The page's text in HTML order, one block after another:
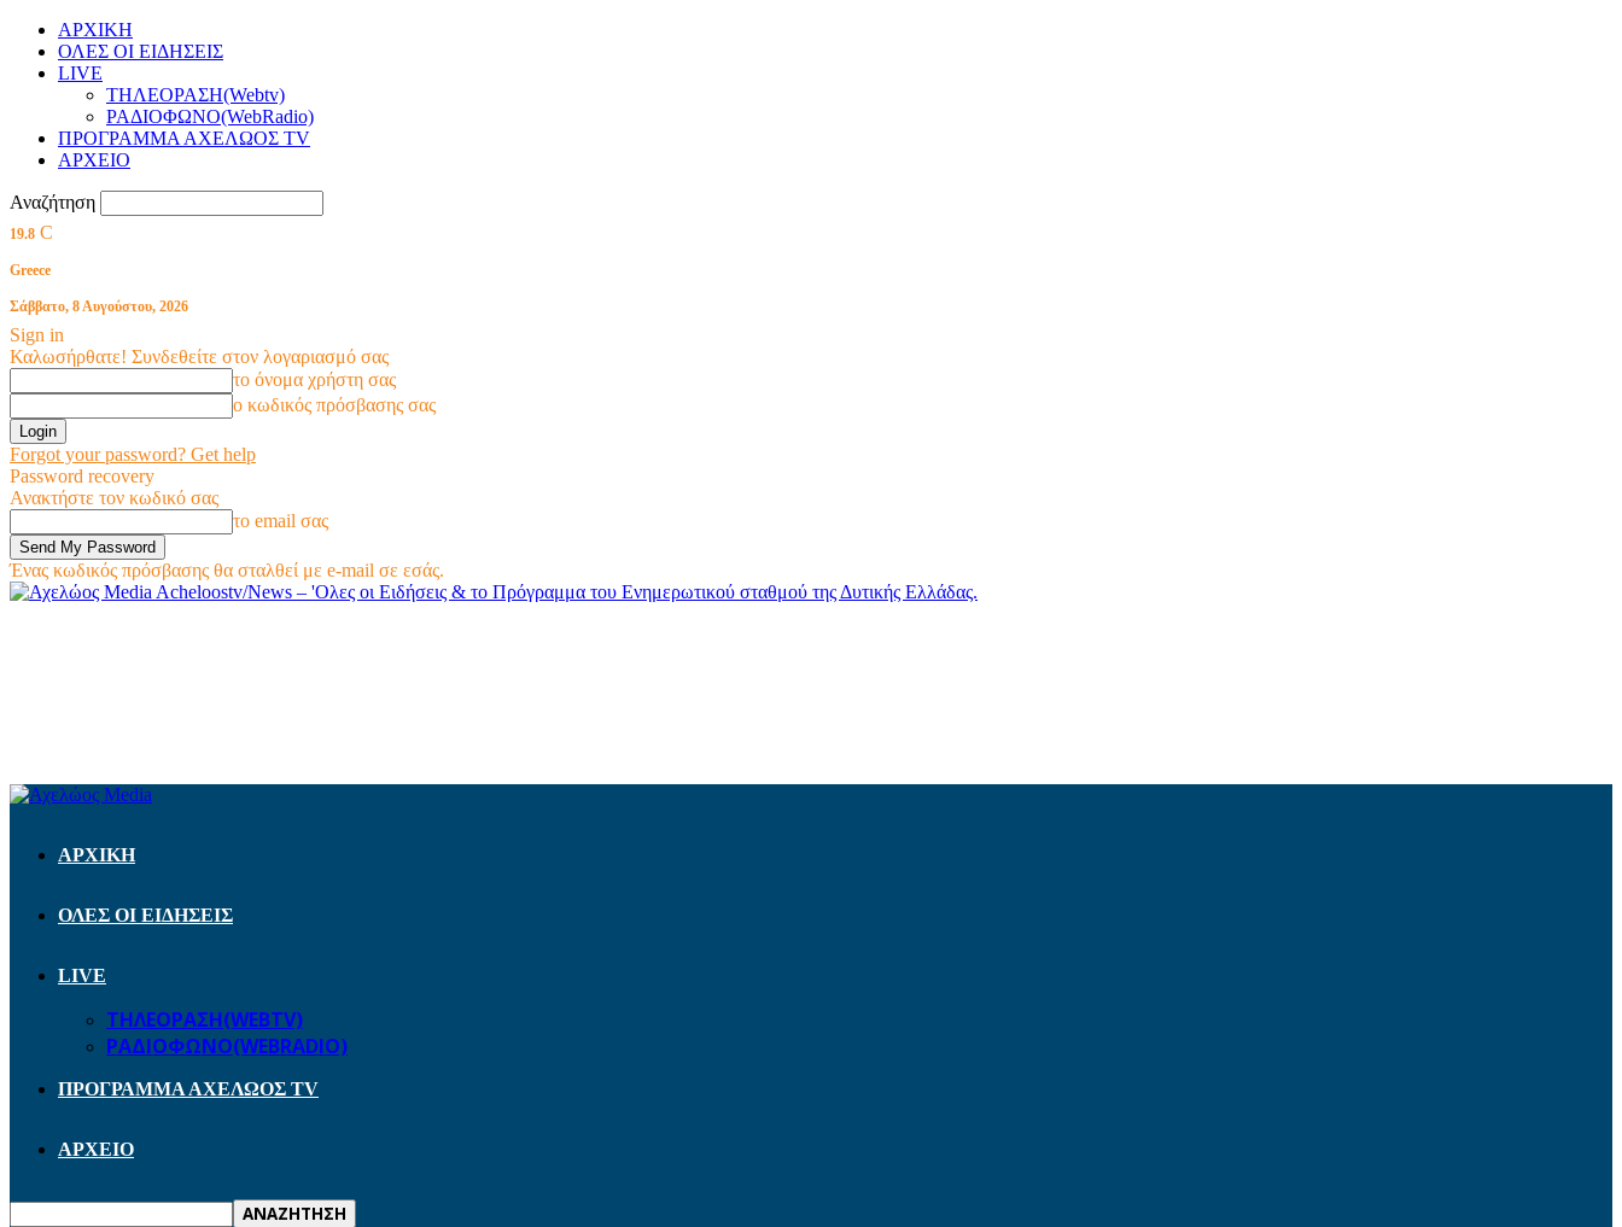
ΑΡΧΙΚΗ
ΟΛΕΣ ΟΙ ΕΙΔΗΣΕΙΣ
LIVE
ΤΗΛΕΟΡΑΣΗ(Webtv)
ΡΑΔΙΟΦΩΝΟ(WebRadio)
ΠΡΟΓΡΑΜΜΑ ΑΧΕΛΩΟΣ TV
ΑΡΧΕΙΟ
Αναζήτηση
19.8 C
Greece
Σάββατο, 8 Αυγούστου, 2026
Sign in
Καλωσήρθατε! Συνδεθείτε στον λογαριασμό σας
το όνομα χρήστη σας
ο κωδικός πρόσβασης σας
Forgot your password? Get help
Password recovery
Ανακτήστε τον κωδικό σας
το email σας
Ένας κωδικός πρόσβασης θα σταλθεί με e-mail σε εσάς.
Acheloostv/News – 'Ολες οι Ειδήσεις & το Πρόγραμμα του Ενημερωτικού σταθμού της Δυτικής Ελλάδας.
ΑΡΧΙΚΗ
ΟΛΕΣ ΟΙ ΕΙΔΗΣΕΙΣ
LIVE
ΤΗΛΕΟΡΑΣΗ(WEBTV)
ΡΑΔΙΟΦΩΝΟ(WEBRADIO)
ΠΡΟΓΡΑΜΜΑ ΑΧΕΛΩΟΣ TV
ΑΡΧΕΙΟ